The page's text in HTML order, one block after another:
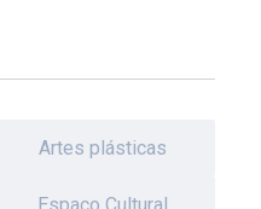
Artes plásticas